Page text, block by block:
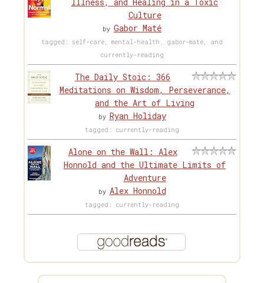
Culture
by Gabor Maté
tagged: self-care, mental-health, gabor-maté, and
currently-reading
The Daily Stoic: 366
Meditations on Wisdom, Perseverance,
and the Art of Living
by Ryan Holiday
tagged: currently-reading
Alone on the Wall: Alex
Honnold and the Ultimate Limits of
Adventure
by Alex Honnold
tagged: currently-reading